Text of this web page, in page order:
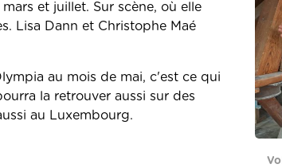
et juillet. Sur scène, où elle
Lisa Dann et Christophe Maé
au mois de mai, c'est ce qui
la retrouver aussi sur des
au Luxembourg.